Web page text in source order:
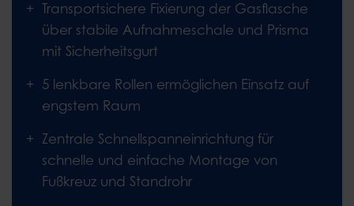
Transportsichere Fixierung der Gasflasche
über stabile Aufnahmeschale und Prisma
mit Sicherheitsgurt
5 lenkbare Rollen ermöglichen Einsatz auf
engstem Raum
Zentrale Schnellspanneinrichtung für
schnelle und einfache Montage von
Fußkreuz und Standrohr